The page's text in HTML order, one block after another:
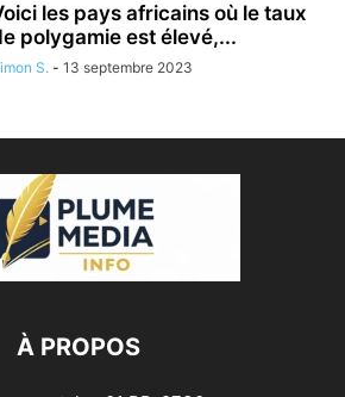
les pays africains où le taux
polygamie est élevé,...
S.- 13 septembre 2023
À PROPOS